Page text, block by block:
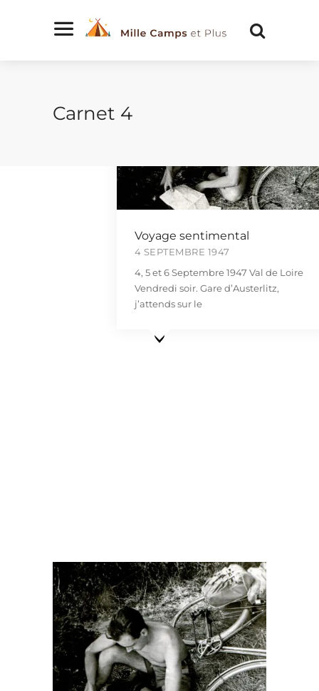
Carnet 4
Voyage sentimental
4 SEPTEMBRE 1947
4, 5 et 6 Septembre 1947 Val de Loire
Vendredi soir. Gare d’Austerlitz,
j’attends sur le